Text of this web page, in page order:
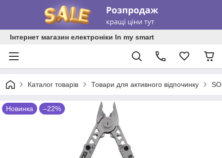
Інтернет магазин електроніки In my smart
Каталог товарів Товари для активного відпочинку
Новинка –22%